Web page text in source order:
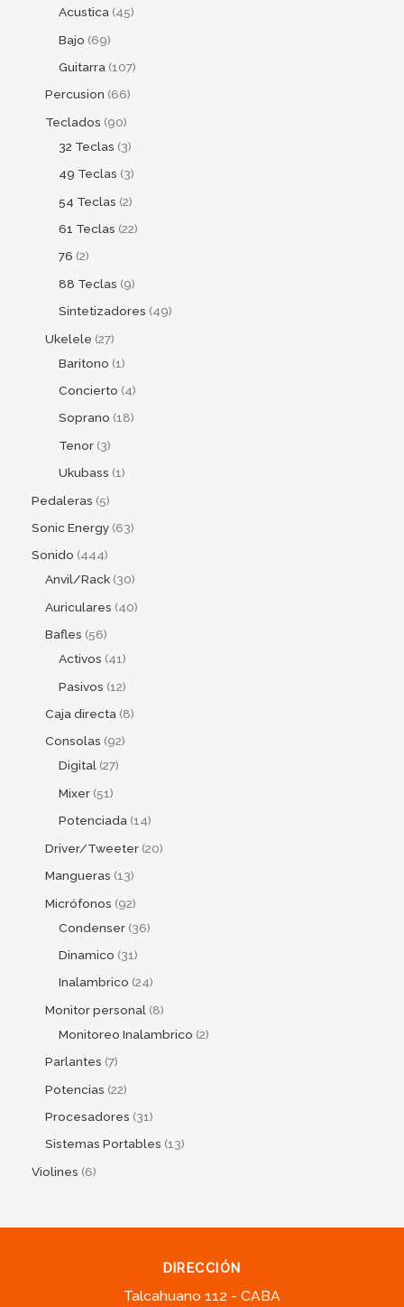
Acustica 45
Bajo 69
Guitarra 107
Percusion 66
Teclados 90
32 Teclas 3
49 Teclas 3
54 Teclas 2
61 Teclas 22
76 2
88 Teclas 9
Sintetizadores 49
Ukelele 27
Baritono 1
Concierto 4
Soprano 18
Tenor 3
Ukubass 1
Pedaleras 5
Sonic Energy 63
Sonido 444
Anvil/Rack 30
Auriculares 40
Bafles 56
Activos 41
Pasivos 12
Caja directa 8
Consolas 92
Digital 27
Mixer 51
Potenciada 14
Driver/Tweeter 20
Mangueras 13
Micrófonos 92
Condenser 36
Dinamico 31
Inalambrico 24
Monitor personal 8
Monitoreo Inalambrico 2
Parlantes 7
Potencias 22
Procesadores 31
Sistemas Portables 13
Violines 6
DIRECCIÓN
Talcahuano 112 - CABA